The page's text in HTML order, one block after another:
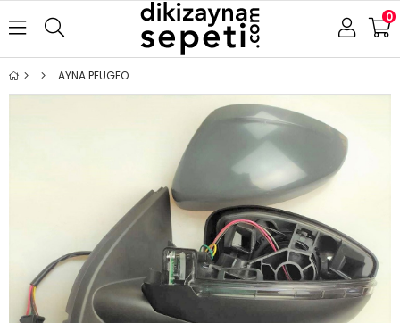
0
AYNA PEUGEOT 308 2014- ELEKTRİKLİ KATLANIR ISITMALI ASTARLI SİNYALLİ ALT AYDINLATMALI SOL